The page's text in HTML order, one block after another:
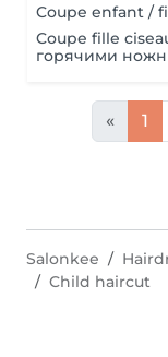
Coupe enfant /
Coupe fille
горячими
« 1
Salonkee
Child haircut